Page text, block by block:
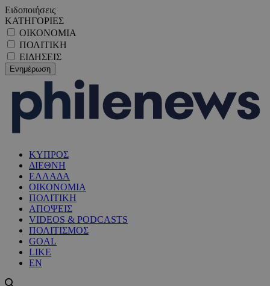
Ειδοποιήσεις
ΚΑΤΗΓΟΡΙΕΣ
ΟΙΚΟΝΟΜΙΑ
ΠΟΛΙΤΙΚΗ
ΕΙΔΗΣΕΙΣ
ΚΥΠΡΟΣ
ΔΙΕΘΝΗ
ΕΛΛΑΔΑ
ΟΙΚΟΝΟΜΙΑ
ΠΟΛΙΤΙΚΗ
ΑΠΟΨΕΙΣ
VIDEOS & PODCASTS
ΠΟΛΙΤΙΣΜΟΣ
GOAL
LIKE
EN